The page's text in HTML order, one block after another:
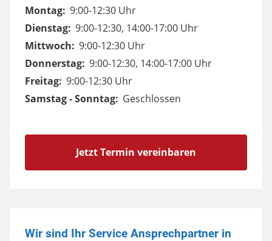
Montag: 9:00-12:30 Uhr
Dienstag: 9:00-12:30, 14:00-17:00 Uhr
Mittwoch: 9:00-12:30 Uhr
Donnerstag: 9:00-12:30, 14:00-17:00 Uhr
Freitag: 9:00-12:30 Uhr
Samstag - Sonntag: Geschlossen
Jetzt Termin vereinbaren
Wir sind Ihr Service Ansprechpartner in